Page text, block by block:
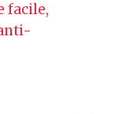
facile,